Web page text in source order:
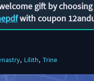
gift by
with coupon
Lilith Trine